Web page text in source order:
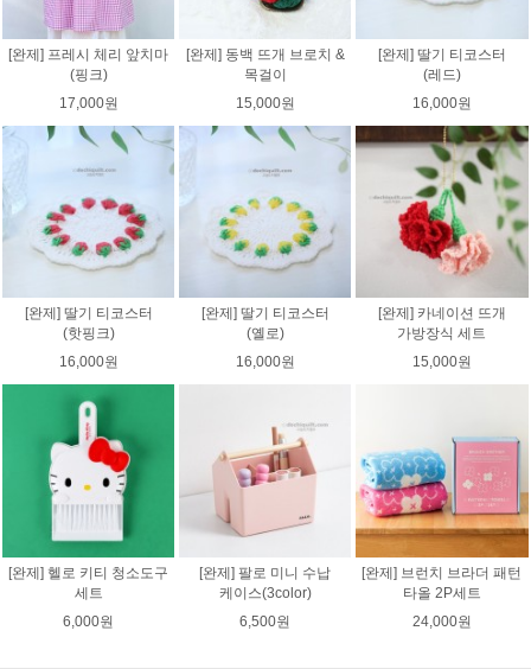
[완제] 프레시 체리 앞치마
(핑크)
17,000원
[완제] 동백 뜨개 브로치 &
목걸이
15,000원
[완제] 딸기 티코스터
(레드)
16,000원
[완제] 딸기 티코스터
(핫핑크)
16,000원
[완제] 딸기 티코스터
(옐로)
16,000원
[완제] 카네이션 뜨개
가방장식 세트
15,000원
[완제] 헬로 키티 청소도구
세트
6,000원
[완제] 팔로 미니 수납
케이스(3color)
6,500원
[완제] 브런치 브라더 패턴
타올 2P세트
24,000원